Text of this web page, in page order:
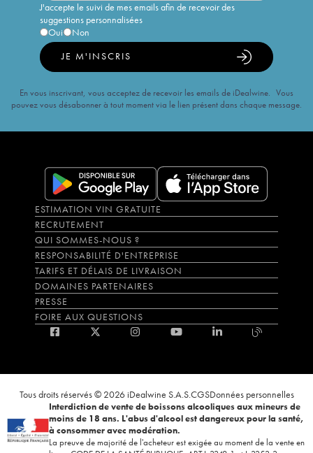
J'accepte le suivi de mes emails afin de recevoir des
suggestions personnalisées
Oui
Non
JE M'INSCRIS
En vous inscrivant, vous acceptez de recevoir les emails de iDealwine. Vous
pouvez vous désabonner à tout moment via le lien présent dans chaque message.
ESTIMATION VIN GRATUITE
RECRUTEMENT
QUI SOMMES-NOUS ?
RESPONSABILITÉ D'ENTREPRISE
TARIFS ET DÉLAIS DE LIVRAISON
DOMAINES PARTENAIRES
PRESSE
FOIRE AUX QUESTIONS
Tous droits réservés © 2026 iDealwine S.A.S.CGSDonnées personnelles
Interdiction de vente de boissons alcooliques aux mineurs de
moins de 18 ans. L'abus d'alcool est dangereux pour la santé,
à consommer avec modération.
La preuve de majorité de l'acheteur est exigée au moment de la vente en